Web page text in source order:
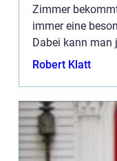
Zimmer
immer eine
Dabei kann man
mit den Kids
Robert Klatt